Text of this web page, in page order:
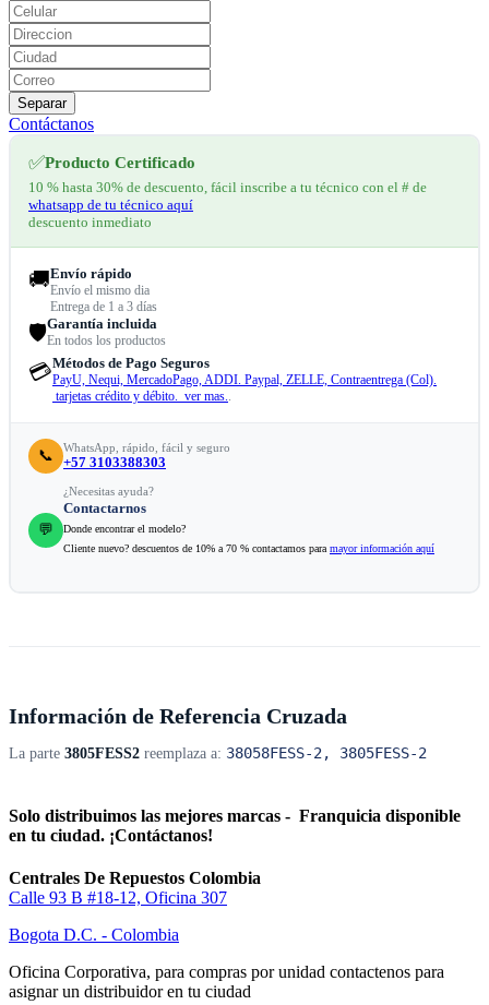
Separar
Contáctanos
✅Producto Certificado
10 % hasta 30% de descuento, fácil inscribe a tu técnico con el # de
whatsapp de tu técnico aquí
descuento inmediato
🚚Envío rápido
Envío el mismo dia
Entrega de 1 a 3 días
🛡️Garantía incluida
En todos los productos
💳Métodos de Pago Seguros
PayU, Nequi, MercadoPago, ADDI. Paypal, ZELLE, Contraentrega (Col).
tarjetas crédito y débito. ver mas..
📞 WhatsApp, rápido, fácil y seguro
+57 3103388303
💬
¿Necesitas ayuda?
Contactarnos
Donde encontrar el modelo?
Cliente nuevo? descuentos de 10% a 70 % contactamos para mayor información aquí
Información de Referencia Cruzada
La parte 3805FESS2 reemplaza a: 38058FESS-2, 3805FESS-2
Solo distribuimos las mejores marcas - Franquicia disponible
en tu ciudad. ¡Contáctanos!
Centrales De Repuestos Colombia
Calle 93 B #18-12, Oficina 307
Bogota D.C. - Colombia
Oficina Corporativa, para compras por unidad contactenos para
asignar un distribuidor en tu ciudad